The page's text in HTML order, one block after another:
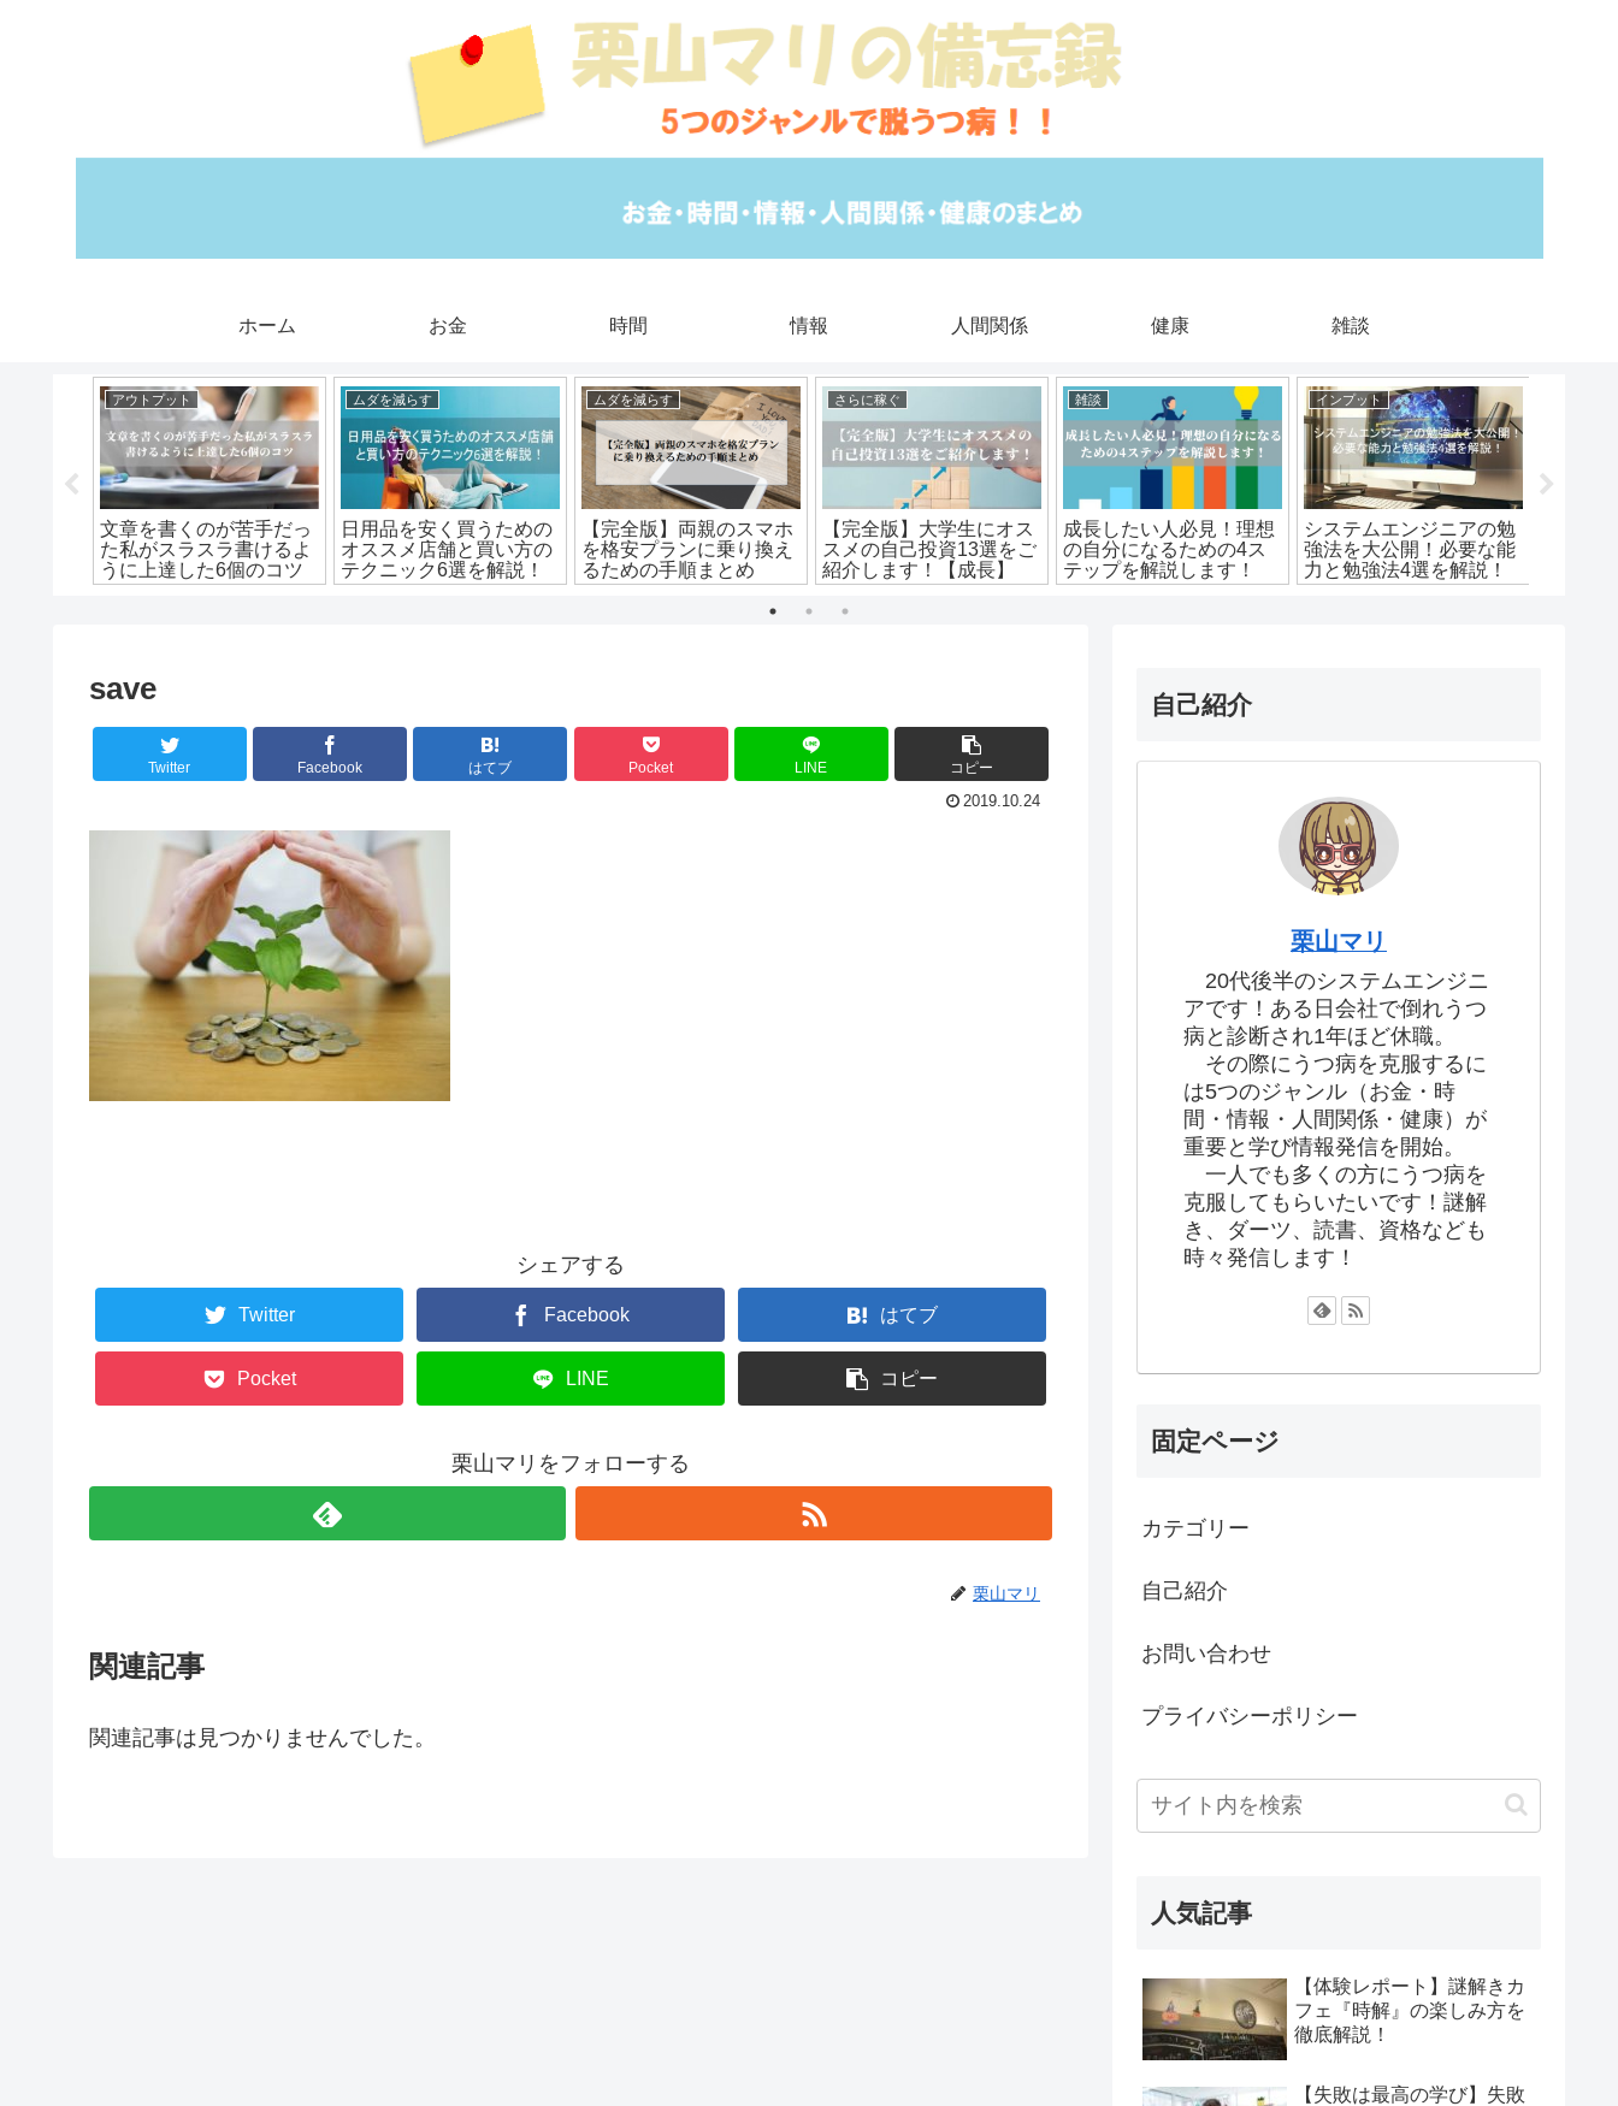
ホーム お金 時間 情報 人間関係 健康 雑談
アウトプット
文章を書くのが苦手だっ
た私がスラスラ書けるよ
うに上達した6個のコツ
ムダを減らす
日用品を安く買うための
オススメ店舗と買い方の
テクニック6選を解説！
ムダを減らす
【完全版】両親のスマホ
を格安プランに乗り換え
るための手順まとめ
さらに稼ぐ
【完全版】大学生にオス
スメの自己投資13選をご
紹介します！【成長】
雑談
成長したい人必見！理想
の自分になるための4ス
テップを解説します！
インプット
システムエンジニアの勉
強法を大公開！必要な能
力と勉強法4選を解説！
save
Twitter Facebook はてブ Pocket LINE コピー
2019.10.24
シェアする
Twitter Facebook はてブ
Pocket LINE コピー
栗山マリをフォローする
栗山マリ
関連記事
関連記事は見つかりませんでした。
自己紹介
栗山マリ
20代後半のシステムエンジニ
アです！ある日会社で倒れうつ
病と診断され1年ほど休職。
その際にうつ病を克服するに
は5つのジャンル（お金・時
間・情報・人間関係・健康）が
重要と学び情報発信を開始。
一人でも多くの方にうつ病を
克服してもらいたいです！謎解
き、ダーツ、読書、資格なども
時々発信します！
固定ページ
カテゴリー
自己紹介
お問い合わせ
プライバシーポリシー
人気記事
【体験レポート】謎解きカ
フェ『時解』の楽しみ方を
徹底解説！
【失敗は最高の学び】失敗